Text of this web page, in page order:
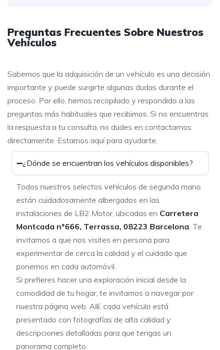
Preguntas Frecuentes Sobre Nuestros
Vehículos
Sabemos que la adquisición de un vehículo es una decisión
importante y puede surgirte algunas dudas durante el
proceso. Por ello, hemos recopilado y respondido a las
preguntas más habituales que recibimos. Si no encuentras
la respuesta a tu consulta, no dudes en contactarnos
directamente. Estamos aquí para ayudarte.
¿Dónde se encuentran los vehículos disponibles?
Todos nuestros selectos vehículos de segunda mano
están cuidadosamente albergados en las
instalaciones de LB2 Motor, ubicadas en Carretera
Montcada nº666, Terrassa, 08223 Barcelona. Te
invitamos a que nos visites en persona para
experimentar de cerca la calidad y el cuidado que
ponemos en cada automóvil.
Si prefieres hacer una exploración inicial desde la
comodidad de tu hogar, te invitamos a navegar por
nuestra página web. Allí, cada vehículo está
presentado con fotografías de alta calidad y
descripciones detalladas para que tengas un
panorama completo.